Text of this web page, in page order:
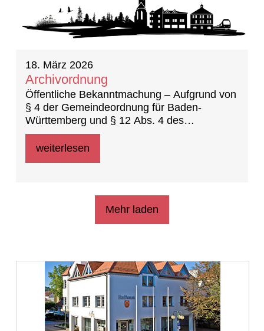
18. März 2026
Archivordnung
Öffentliche Bekanntmachung – Aufgrund von
§ 4 der Gemeindeordnung für Baden-
Württemberg und § 12 Abs. 4 des
Landesarchivgesetzes (22.07.2025) hat der
Gemeinderat in der öffentlichen
weiterlesen
Mehr laden